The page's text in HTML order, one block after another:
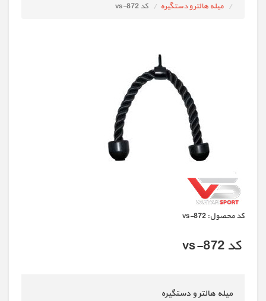
میله هالتر و دستگیره
کد vs-872
كد محصول: vs-872
کد vs-872
میله هالتر و دستگیره